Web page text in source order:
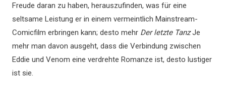
Freude daran zu haben, herauszufinden, was für eine
seltsame Leistung er in einem vermeintlich Mainstream-
Comicfilm erbringen kann; desto mehr Der letzte TanzJe
mehr man davon ausgeht, dass die Verbindung zwischen
Eddie und Venom eine verdrehte Romanze ist, desto lustiger
ist sie.